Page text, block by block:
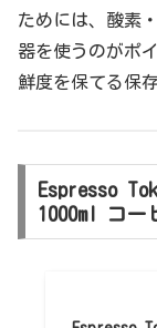
ためには、酸素
器を使うのがポ
鮮度を保てる保
Espresso
1000ml コー